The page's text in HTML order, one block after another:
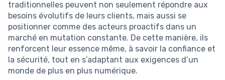
traditionnelles peuvent non seulement répondre aux
besoins évolutifs de leurs clients, mais aussi se
positionner comme des acteurs proactifs dans un
marché en mutation constante. De cette manière, ils
renforcent leur essence même, à savoir la confiance et
la sécurité, tout en s’adaptant aux exigences d’un
monde de plus en plus numérique.